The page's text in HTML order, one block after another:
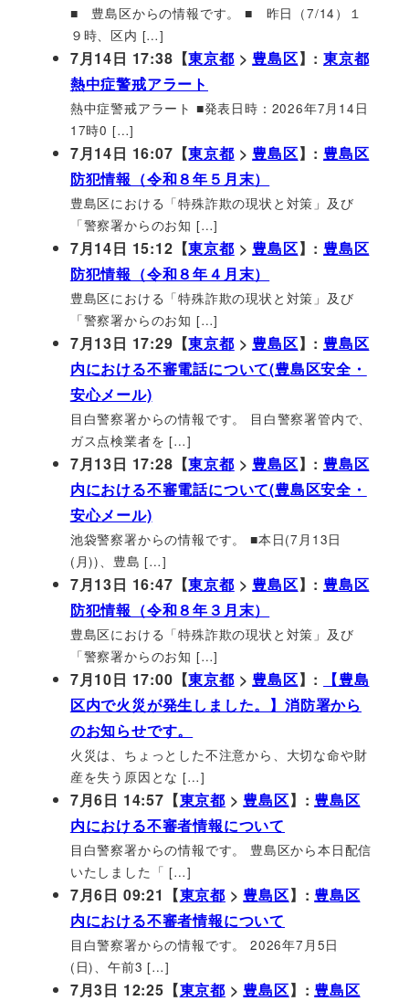
■ 豊島区からの情報です。 ■ 昨日（7/14）１
９時、区内 […]
7月14日 17:38【東京都 >豊島区】:東京都
熱中症警戒アラート
熱中症警戒アラート ■発表日時：2026年7月14日
17時0 […]
7月14日 16:07【東京都 >豊島区】:豊島区
防犯情報（令和８年５月末）
豊島区における「特殊詐欺の現状と対策」及び
「警察署からのお知 […]
7月14日 15:12【東京都 >豊島区】:豊島区
防犯情報（令和８年４月末）
豊島区における「特殊詐欺の現状と対策」及び
「警察署からのお知 […]
7月13日 17:29【東京都 >豊島区】:豊島区
内における不審電話について(豊島区安全・
安心メール)
目白警察署からの情報です。 目白警察署管内で、
ガス点検業者を […]
7月13日 17:28【東京都 >豊島区】:豊島区
内における不審電話について(豊島区安全・
安心メール)
池袋警察署からの情報です。 ■本日(7月13日
(月))、豊島 […]
7月13日 16:47【東京都 >豊島区】:豊島区
防犯情報（令和８年３月末）
豊島区における「特殊詐欺の現状と対策」及び
「警察署からのお知 […]
7月10日 17:00【東京都 >豊島区】:
【豊島
区内で火災が発生しました。】消防署から
のお知らせです。
火災は、ちょっとした不注意から、大切な命や財
産を失う原因とな […]
7月6日 14:57【東京都 >豊島区】:豊島区
内における不審者情報について
目白警察署からの情報です。 豊島区から本日配信
いたしました「 […]
7月6日 09:21【東京都 >豊島区】:豊島区
内における不審者情報について
目白警察署からの情報です。 2026年7月5日
(日)、午前3 […]
7月3日 12:25【東京都 >豊島区】:豊島区